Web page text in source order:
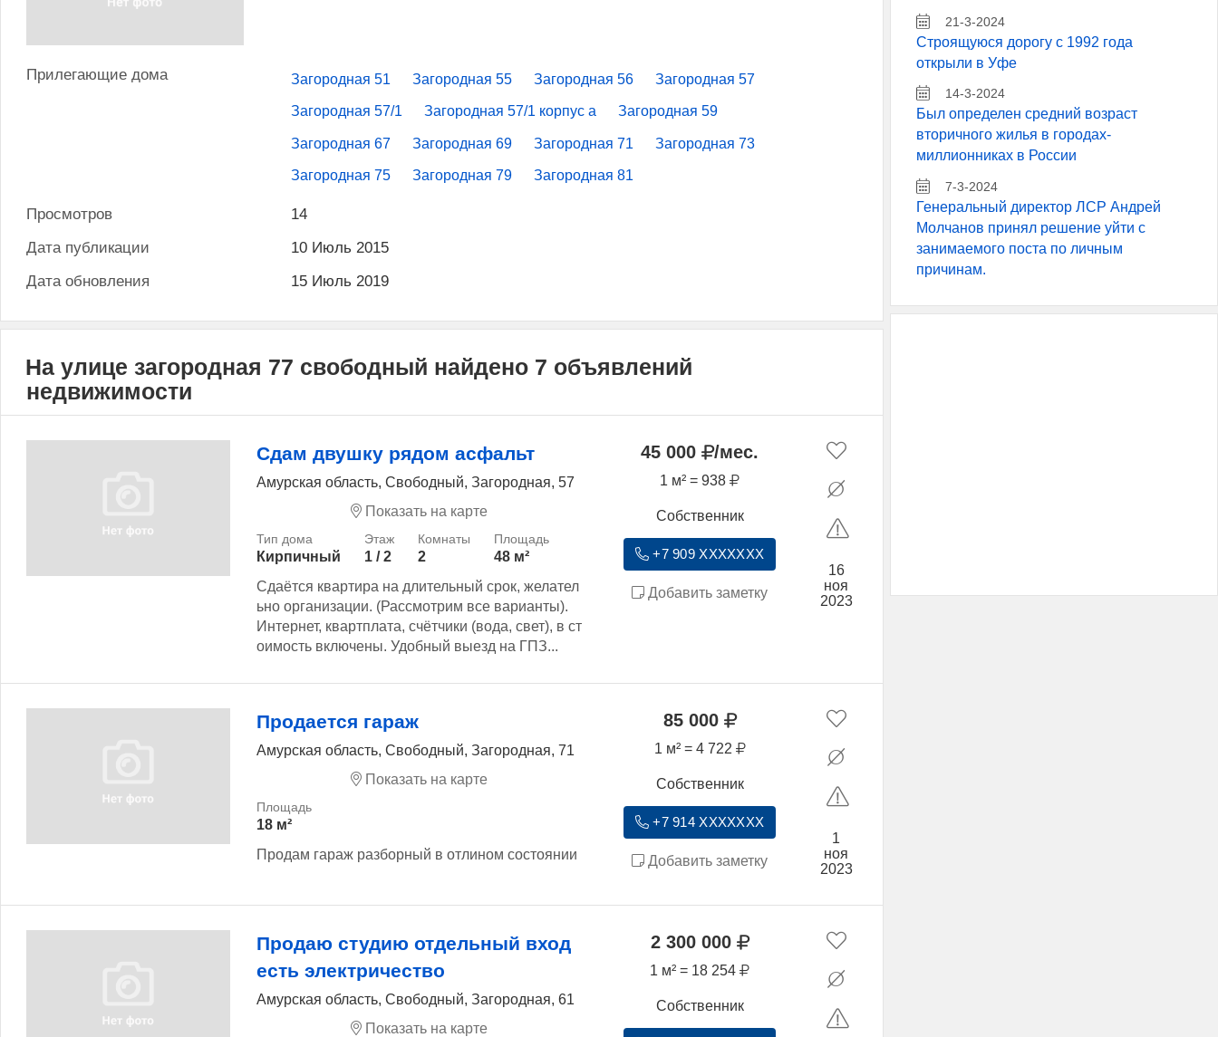
Прилегающие дома Загородная 51 Загородная 55 Загородная 56 Загородная 57
Загородная 57/1 Загородная 57/1 корпус a Загородная 59
Загородная 67 Загородная 69 Загородная 71 Загородная 73
Загородная 75 Загородная 79 Загородная 81
Просмотров
14
Дата публикации
10 Июль 2015
Дата обновления
15 Июль 2019
На улице загородная 77 свободный найдено 7 объявлений
недвижимости
Сдам двушку рядом асфальт
Амурская область, Свободный, Загородная, 57
Показать на карте
Кирпичный 1 / 2 2
48 м²
Сдаётся квартира на длительный срок, желател
ьно организации. (Рассмотрим все варианты).
Интернет, квартплата, счётчики (вода, свет), в ст
оимость включены. Удобный выезд на ГПЗ...
45 000 /мес.
1 м² = 938
Собственник
+7 909 XXXXXXX
Добавить заметку
16
ноя
2023
Продается гараж
Амурская область, Свободный, Загородная, 71
Показать на карте
18 м²
Продам гараж разборный в отлином состоянии
85 000
1 м² = 4 722
Собственник
+7 914 XXXXXXX
Добавить заметку
1
ноя
2023
Продаю студию отдельный вход
есть электричество
Амурская область, Свободный, Загородная, 61
Показать на карте
2 300 000
1 м² = 18 254
Собственник
21-3-2024
Строящуюся дорогу с 1992 года
открыли в Уфе
14-3-2024
Был определен средний возраст
вторичного жилья в городах-
миллионниках в России
7-3-2024
Генеральный директор ЛСР Андрей
Молчанов принял решение уйти с
занимаемого поста по личным
причинам.